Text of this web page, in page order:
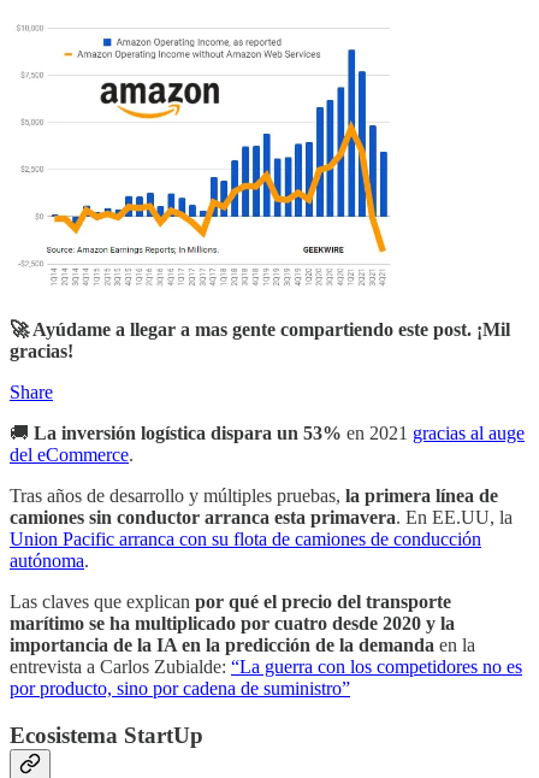
🚀 Ayúdame a llegar a mas gente compartiendo este post. ¡Mil
gracias!
Share
🚚 La inversión logística dispara un 53% en 2021 gracias al auge
del eCommerce.
Tras años de desarrollo y múltiples pruebas, la primera línea de
camiones sin conductor arranca esta primavera. En EE.UU, la
Union Pacific arranca con su flota de camiones de conducción
autónoma.
Las claves que explican por qué el precio del transporte
marítimo se ha multiplicado por cuatro desde 2020 y la
importancia de la IA en la predicción de la demanda en la
entrevista a Carlos Zubialde: “La guerra con los competidores no es
por producto, sino por cadena de suministro”
Ecosistema StartUp